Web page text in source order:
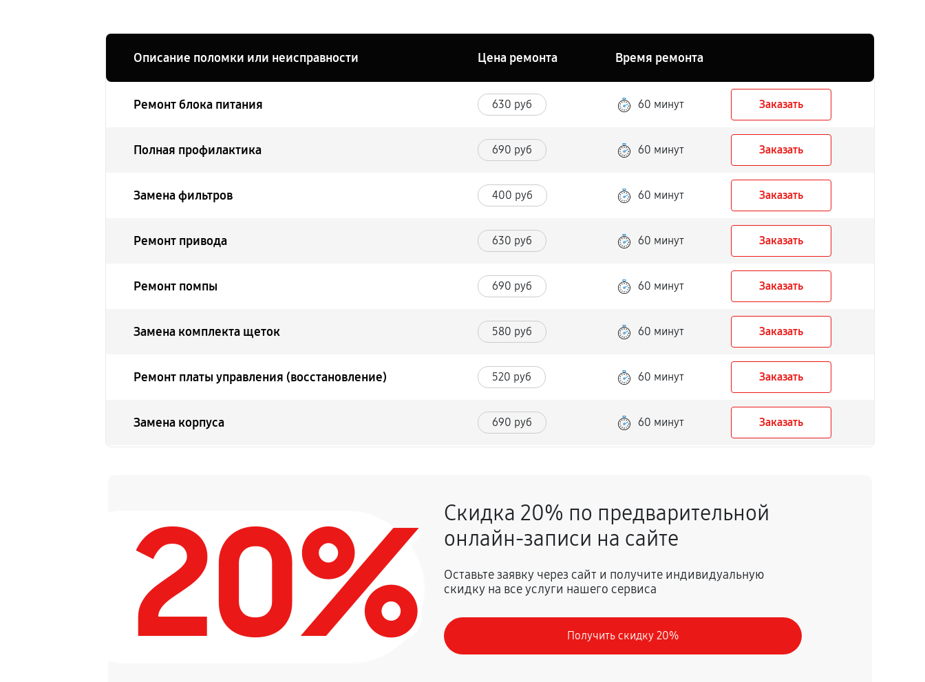
Описание поломки или неисправности Цена ремонта Время ремонта
Ремонт блока питания 630 руб 60 минут Заказать
Полная профилактика 690 руб 60 минут Заказать
Замена фильтров 400 руб 60 минут Заказать
Ремонт привода 630 руб 60 минут Заказать
Ремонт помпы 690 руб 60 минут Заказать
Замена комплекта щеток 580 руб 60 минут Заказать
Ремонт платы управления (восстановление) 520 руб 60 минут Заказать
Замена корпуса 690 руб 60 минут Заказать
580 руб 60 минут Заказать
Ремонт электродвигателя
20%
Скидка 20% по предварительной
онлайн-записи на сайте
Оставьте заявку через сайт и получите индивидуальную
скидку на все услуги нашего сервиса
Получить скидку 20%